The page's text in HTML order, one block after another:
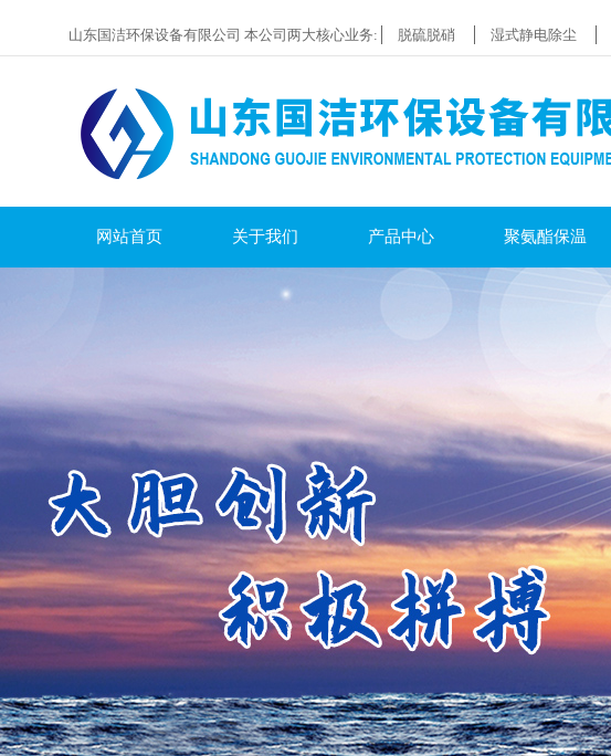
山东国洁环保设备有限公司 本公司两大核心业务: 脱硫脱硝 湿式静电除尘
网站首页 关于我们 产品中心 聚氨酯保温